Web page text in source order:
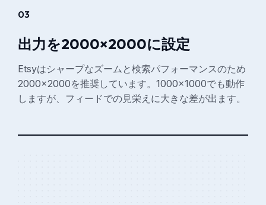
03
出力を2000×2000に設定
Etsyはシャープなズームと検索パフォーマンスのため
2000×2000を推奨しています。1000×1000でも動作
しますが、フィードでの見栄えに大きな差が出ます。